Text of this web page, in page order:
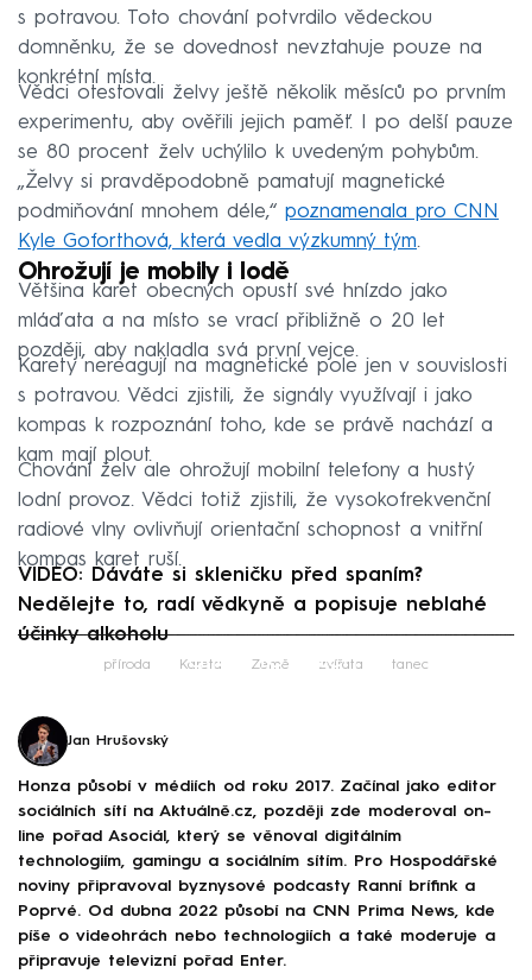
s potravou. Toto chování potvrdilo vědeckou
domněnku, že se dovednost nevztahuje pouze na
konkrétní místa.
Vědci otestovali želvy ještě několik měsíců po prvním
experimentu, aby ověřili jejich paměť. I po delší pauze
se 80 procent želv uchýlilo k uvedeným pohybům.
„Želvy si pravděpodobně pamatují magnetické
podmiňování mnohem déle,“ poznamenala pro CNN
Kyle Goforthová, která vedla výzkumný tým.
Ohrožují je mobily i lodě
Většina karet obecných opustí své hnízdo jako
mláďata a na místo se vrací přibližně o 20 let
později, aby nakladla svá první vejce.
Karety nereagují na magnetické pole jen v souvislosti
s potravou. Vědci zjistili, že signály využívají i jako
kompas k rozpoznání toho, kde se právě nachází a
kam mají plout.
Chování želv ale ohrožují mobilní telefony a hustý
lodní provoz. Vědci totiž zjistili, že vysokofrekvenční
radiové vlny ovlivňují orientační schopnost a vnitřní
kompas karet ruší.
VIDEO: Dáváte si skleničku před spaním?
Nedělejte to, radí vědkyně a popisuje neblahé
účinky alkoholu
Failed to fetch
příroda Kareta Země zvířata tanec
Jan Hrušovský
Honza působí v médiích od roku 2017. Začínal jako editor
sociálních sítí na Aktuálně.cz, později zde moderoval on-
line pořad Asociál, který se věnoval digitálním
technologiím, gamingu a sociálním sítím. Pro Hospodářské
noviny připravoval byznysové podcasty Ranní brífink a
Poprvé. Od dubna 2022 působí na CNN Prima News, kde
píše o videohrách nebo technologiích a také moderuje a
připravuje televizní pořad Enter.